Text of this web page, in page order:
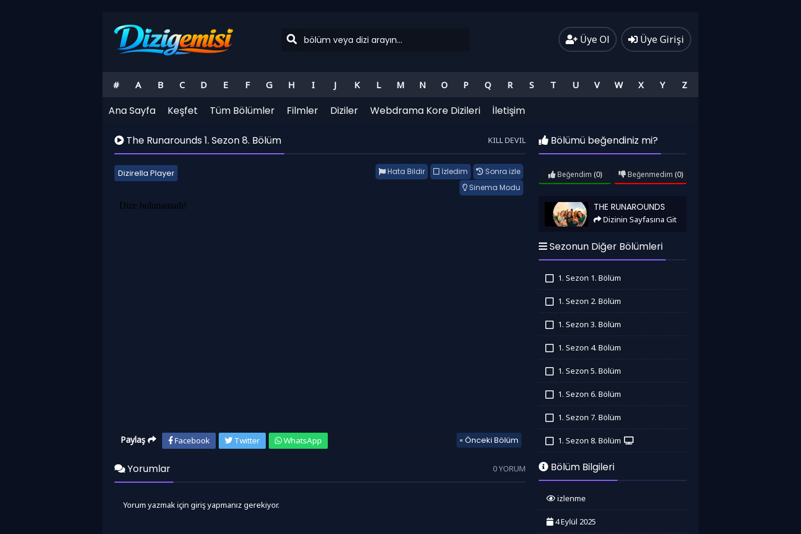
Üye Ol Üye Girişi
# A B C D E F G H I J K L M N O P Q R S T U V W X Y Z
Ana Sayfa Keşfet Tüm Bölümler Filmler Diziler Webdrama Kore Dizileri İletişim
The Runarounds 1. Sezon 8. Bölüm KILL DEVIL
Dizirella Player Sonra izle
İzledim
Hata Bildir
Sinema Modu
Paylaş Facebook Twitter WhatsApp « Önceki Bölüm
Bölümü beğendiniz mi?
Beğendim (0) Beğenmedim (0)
The Runarounds THE RUNAROUNDS
Dizinin Sayfasına Git
Sezonun Diğer Bölümleri
1. Sezon 1. Bölüm
1. Sezon 2. Bölüm
1. Sezon 3. Bölüm
1. Sezon 4. Bölüm
1. Sezon 5. Bölüm
1. Sezon 6. Bölüm
1. Sezon 7. Bölüm
1. Sezon 8. Bölüm
Bölüm Bilgileri
izlenme
4 Eylül 2025
Yorumlar 0 YORUM
Yorum yazmak için giriş yapmanız gerekiyor.